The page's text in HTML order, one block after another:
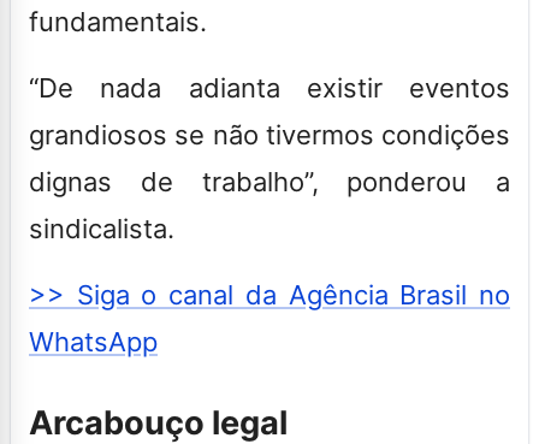
fundamentais.
“De nada adianta existir eventos
grandiosos se não tivermos condições
dignas de trabalho”, ponderou a
sindicalista.
>> Siga o canal da Agência Brasil no
WhatsApp
Arcabouço legal